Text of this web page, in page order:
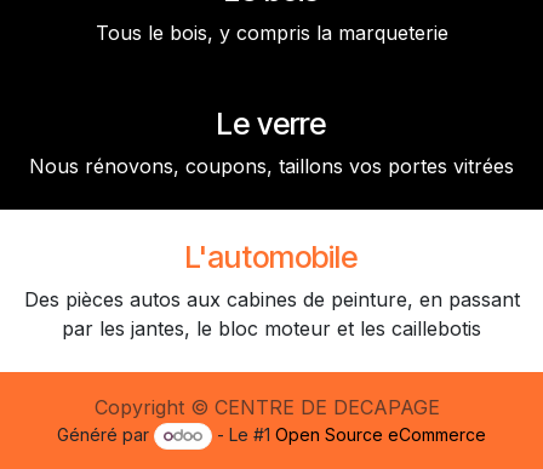
Tous le bois, y compris la marqueterie
Le verre
Nous rénovons, coupons, taillons vos portes vitrées
L'automobile
Des pièces autos aux cabines de peinture, en passant
par les jantes, le bloc moteur et les caillebotis
Copyright © CENTRE DE DECAPAGE
Généré par - Le #1Open Source eCommerce